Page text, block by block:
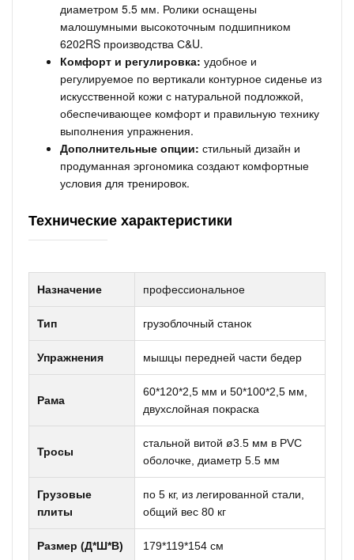
диаметром 5.5 мм. Ролики оснащены
малошумными высокоточным подшипником
6202RS производства С&U.
Комфорт и регулировка: удобное и
регулируемое по вертикали контурное сиденье из
искусственной кожи с натуральной подложкой,
обеспечивающее комфорт и правильную технику
выполнения упражнения.
Дополнительные опции: стильный дизайн и
продуманная эргономика создают комфортные
условия для тренировок.
Технические характеристики
Назначение профессиональное
Тип грузоблочный станок
Упражнения мышцы передней части бедер
Рама
60*120*2,5 мм и 50*100*2,5 мм,
двухслойная покраска
Тросы
стальной витой ø3.5 мм в PVC
оболочке, диаметр 5.5 мм
Грузовые
плиты
по 5 кг, из легированной стали,
общий вес 80 кг
Размер (Д*Ш*В) 179*119*154 см